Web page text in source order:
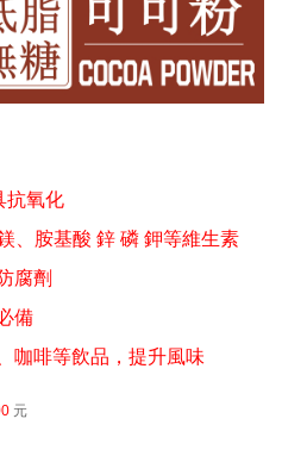
抗氧化
、胺基酸 鋅 磷 鉀等維生素
腐劑
備
咖啡等飲品，提升風味
元